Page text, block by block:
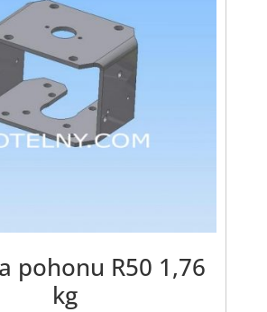
pohonu R50 1,76
kg